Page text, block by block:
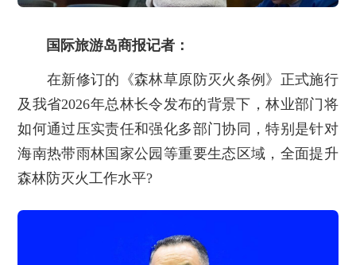
国际旅游岛商报记者：
在新修订的《森林草原防灭火条例》正式施行
及我省2026年总林长令发布的背景下，林业部门将
如何通过压实责任和强化多部门协同，特别是针对
海南热带雨林国家公园等重要生态区域，全面提升
森林防灭火工作水平?